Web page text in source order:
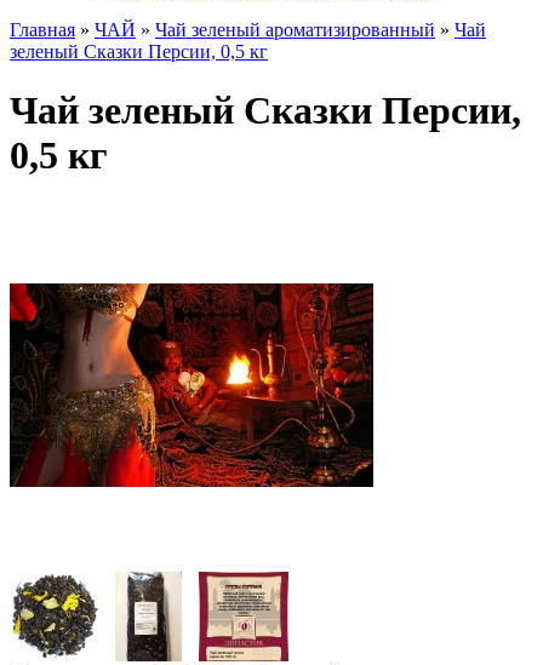
Главная » ЧАЙ » Чай зеленый ароматизированный » Чай
зеленый Сказки Персии, 0,5 кг
Чай зеленый Сказки Персии,
0,5 кг